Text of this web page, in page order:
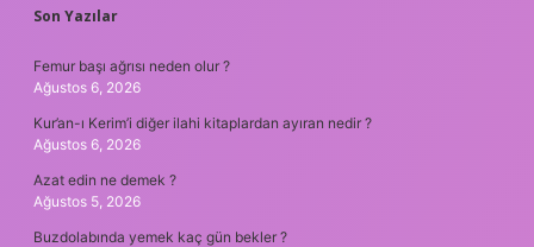
SIDEBAR
Son Yazılar
Femur başı ağrısı neden olur ?
Ağustos 6, 2026
Kur’an-ı Kerim’i diğer ilahi kitaplardan ayıran nedir ?
Ağustos 6, 2026
Azat edin ne demek ?
Ağustos 5, 2026
Buzdolabında yemek kaç gün bekler ?